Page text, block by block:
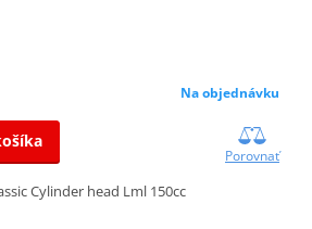
Na objednávku
Porovnať
Cylinder head Lml 150cc